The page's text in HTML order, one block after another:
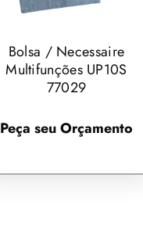
Bolsa / Necessaire
Multifunções UP10S
77029
Peça seu Orçamento